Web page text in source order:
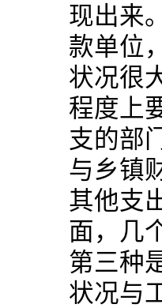
现出来
款单位
状况很
程度上
支的部
与乡镇
其他支
面，几
第三种
状况与